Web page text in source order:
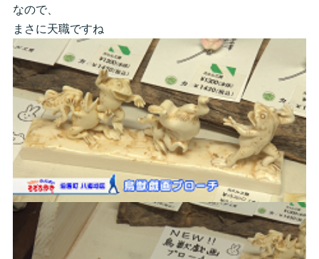
なので、
まさに天職ですね